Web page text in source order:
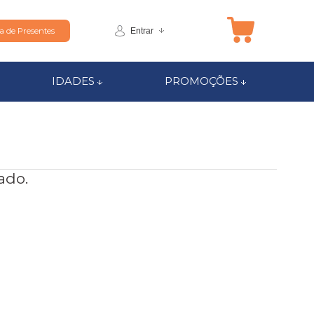
de Presentes Entrar
IDADES PROMOÇÕES